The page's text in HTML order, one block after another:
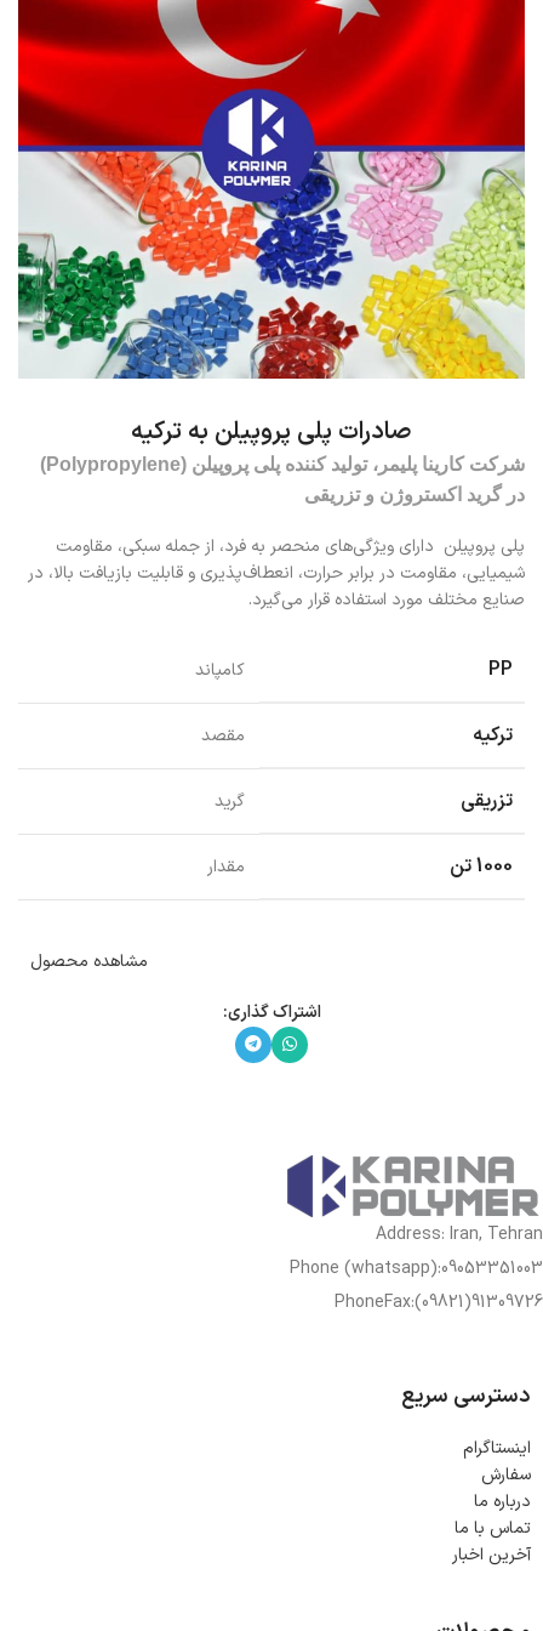
صادرات پلی پروپیلن به ترکیه
شرکت کارینا پلیمر، تولید کننده پلی پروپیلن (Polypropylene)
در گرید اکستروژن و تزریقی
پلی پروپیلن دارای ویژگی‌های منحصر به فرد، از جمله سبکی، مقاومت
شیمیایی، مقاومت در برابر حرارت، انعطاف‌پذیری و قابلیت بازیافت بالا، در
صنایع مختلف مورد استفاده قرار می‌گیرد.
PP کامپاند
ترکیه مقصد
تزریقی گرید
1000 تن مقدار
مشاهده محصول
اشتراک گذاری:
Address: Iran, Tehran
Phone (whatsapp):09053351003
PhoneFax:(09821)91309726
دسترسی سریع
اینستاگرام
سفارش
درباره ما
تماس با ما
آخرین اخبار